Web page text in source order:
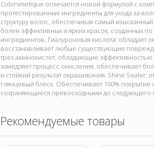
Colorsmetique отличается новой формулой с
протестированные ингредиенты для ухода за
структуру волос, обеспечивая самый
более эффективных и ярких красок, созданных
ингредиентов. Гиалуроновая кислота:
восстанавливает любые существующие
трех аминокислот, обладающие
замедляет процесс окисления, обеспечивает
и стойкий результат окрашивания. Shine Sealer:
глянцевый блеск. Обеспечивает 100%
сохраняющиеся превосходными до следующего
Рекомендуемые товары